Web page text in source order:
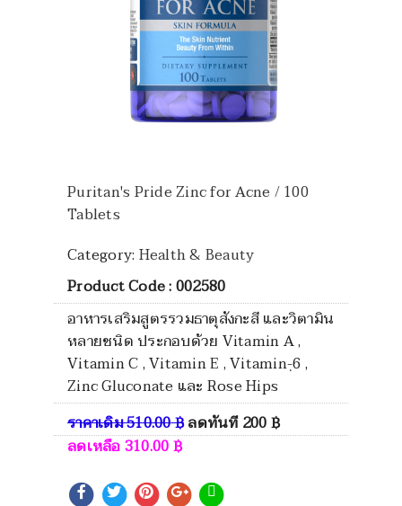
Puritan's Pride Zinc for Acne / 100
Tablets
Category: Health & Beauty
Product Code : 002580
อาหารเสริมสูตรรวมธาตุสังกะสี และวิตามิน
หลายชนิด ประกอบด้วย Vitamin A ,
Vitamin C , Vitamin E , Vitamin-ฺ6 ,
Zinc Gluconate และ Rose Hips
ราคาเดิม510.00฿ลดทันที200฿
ลดเหลือ310.00฿